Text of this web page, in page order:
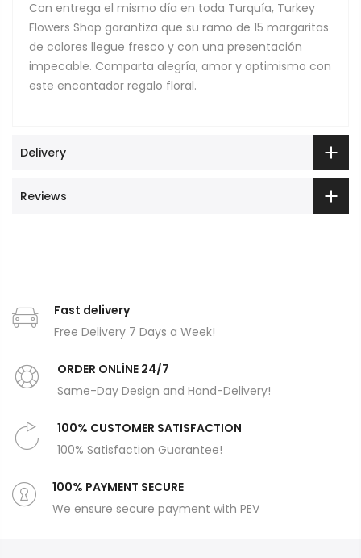
Con entrega el mismo día en toda Turquía, Turkey
Flowers Shop garantiza que su ramo de 15 margaritas
de colores llegue fresco y con una presentación
impecable. Comparta alegría, amor y optimismo con
este encantador regalo floral.
Delivery
Reviews
Fast delivery
Free Delivery 7 Days a Week!
ORDER ONLİNE 24/7
Same-Day Design and Hand-Delivery!
100% CUSTOMER SATISFACTION
100% Satisfaction Guarantee!
100% PAYMENT SECURE
We ensure secure payment with PEV